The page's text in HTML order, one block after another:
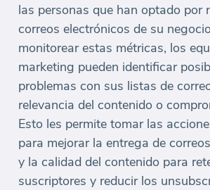
las personas que han optado por
correos electrónicos de su
monitorear estas métricas, los
marketing pueden identificar
problemas con sus listas de
relevancia del contenido o
Esto les permite tomar las
para mejorar la entrega de
y la calidad del contenido para
suscriptores y reducir los